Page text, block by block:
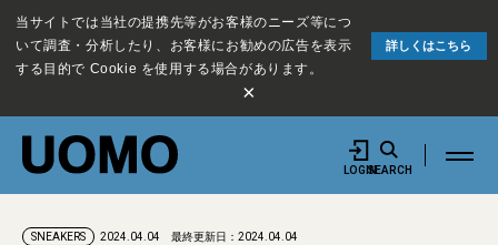
当サイトでは当社の提携先等がお客様のニーズ等につ
いて調査・分析したり、お客様にお勧めの広告を表示
する目的で Cookie を使用する場合があります。
詳しくはこちら
×
LOGINSEARCH
SNEAKERS 2024.04.04 最終更新日：2024.04.04